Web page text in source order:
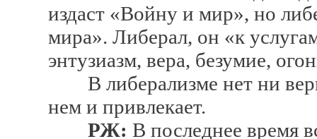
издаст «Войну и мир», но
мира». Либерал, он «к
энтузиазм, вера, безумие,
В либерализме нет ни
нем и привлекает.
РЖ: В последнее время